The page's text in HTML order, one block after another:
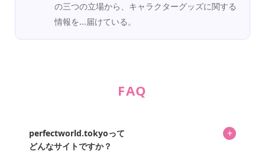
の三つの立場から、キャラクターグッズに関する
情報を...届けている。
FAQ
perfectworld.tokyoって
どんなサイトですか？
+